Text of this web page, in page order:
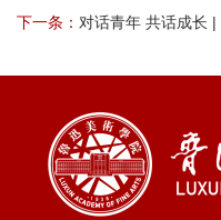
下一条： 对话青年 共话成长 |